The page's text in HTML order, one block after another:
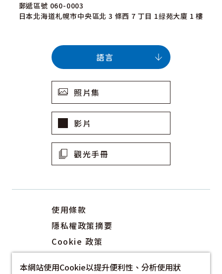
郵遞區號 060-0003
日本北海道札幌市中央區北 3 條西 7 丁目 1緑苑大廈 1 樓
照片集
影片
觀光手冊
使用條款
隱私權政策摘要
Cookie 政策
語言
本網站使用Cookie以提升便利性、分析使用狀